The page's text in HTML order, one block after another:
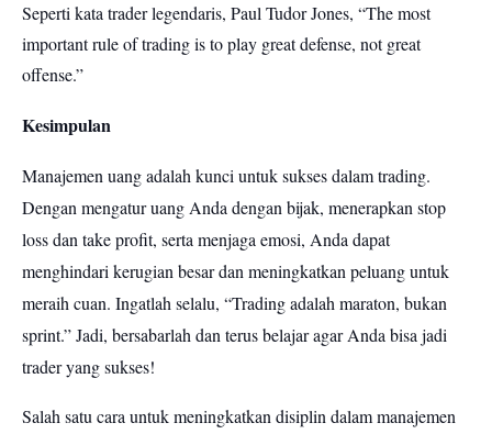
Seperti kata trader legendaris, Paul Tudor Jones, “The most
important rule of trading is to play great defense, not great
offense.”
Kesimpulan
Manajemen uang adalah kunci untuk sukses dalam trading.
Dengan mengatur uang Anda dengan bijak, menerapkan stop
loss dan take profit, serta menjaga emosi, Anda dapat
menghindari kerugian besar dan meningkatkan peluang untuk
meraih cuan. Ingatlah selalu, “Trading adalah maraton, bukan
sprint.” Jadi, bersabarlah dan terus belajar agar Anda bisa jadi
trader yang sukses!
Salah satu cara untuk meningkatkan disiplin dalam manajemen